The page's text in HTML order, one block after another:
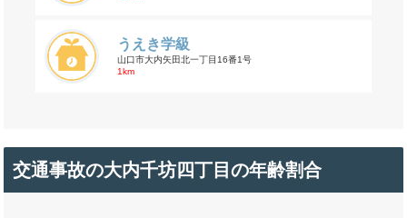
うえき学級
山口市大内矢田北一丁目16番1号
1km
交通事故の大内千坊四丁目の年齢割合